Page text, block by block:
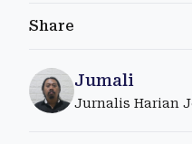
Share
Jumali
Jurnalis Harian